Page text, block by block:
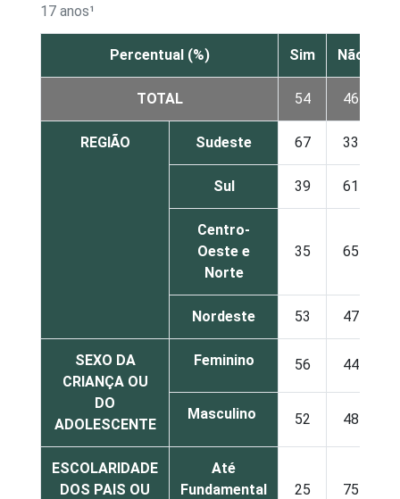
17 anos¹
Percentual (%) Sim Não
TOTAL 54 46
REGIÃO Sudeste 67 33
Sul 39 61
Centro-
Oeste e
Norte
35 65
Nordeste 53 47
SEXO DA
CRIANÇA OU
DO
ADOLESCENTE
Feminino 56 44
Masculino 52 48
ESCOLARIDADE
DOS PAIS OU
Até
Fundamental
25 75